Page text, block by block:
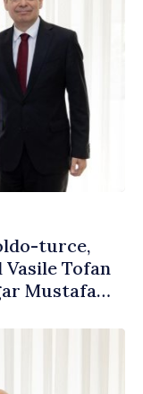
turce,
Tofan
Mustafa